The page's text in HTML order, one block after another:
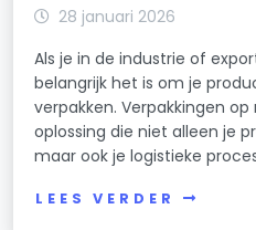
28 januari 2026
Als je in de industrie of
belangrijk het is om je
verpakken. Verpakkingen
oplossing die niet alleen je
maar ook je logistieke
LEES VERDER